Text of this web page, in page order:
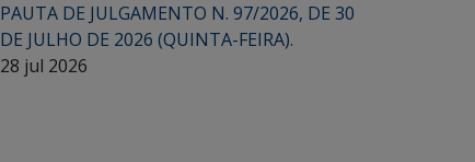
PAUTA DE JULGAMENTO N. 97/2026, DE 30
DE JULHO DE 2026 (QUINTA-FEIRA).
28 jul 2026